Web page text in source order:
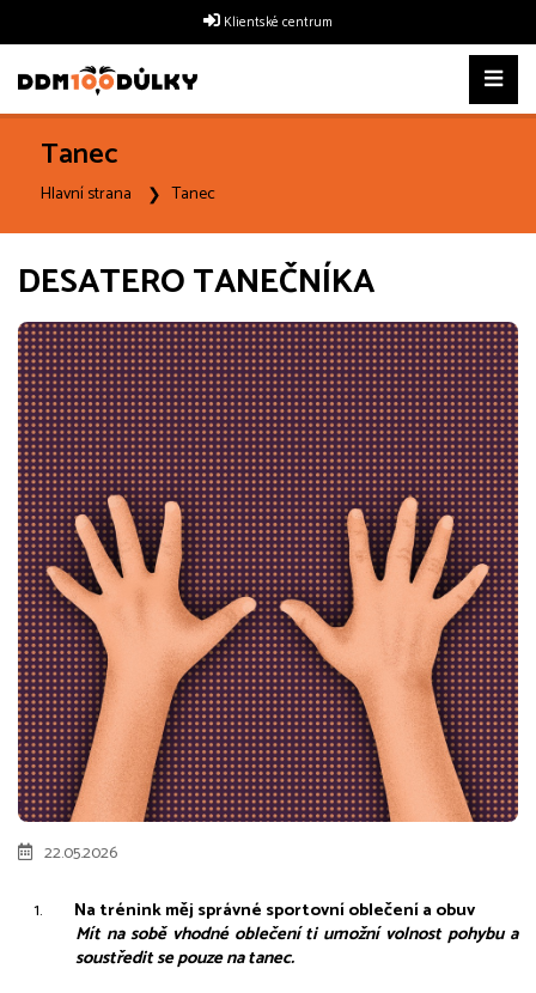
Klientské centrum
Tanec
Hlavní strana Tanec
DESATERO TANEČNÍKA
22.05.2026
Na trénink měj správné sportovní oblečení a obuv
Mít na sobě vhodné oblečení ti umožní volnost pohybu a
soustředit se pouze na tanec.